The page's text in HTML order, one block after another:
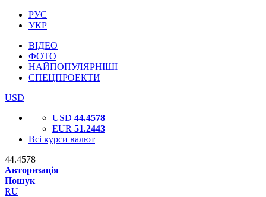
РУС
УКР
ВІДЕО
ФОТО
НАЙПОПУЛЯРНІШІ
СПЕЦПРОЕКТИ
USD
USD 44.4578
EUR 51.2443
Всі курси валют
44.4578
Авторизація
Пошук
RU